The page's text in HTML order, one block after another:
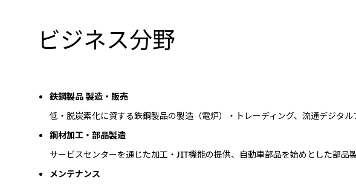
豪州三井物産
ビジネス分野
鉄鋼製品 製造・販売
低・脱炭素化に資する鉄鋼製品の製造（電炉）・トレーディング、流通デジタ
鋼材加工・部品製造
サービスセンターを通じた加工・JIT機能の提供、自動車部品を始めとした部品
メンテナンス